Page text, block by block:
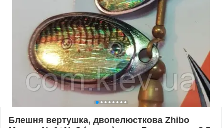
Блешня вертушка, двопелюсткова Zhibo